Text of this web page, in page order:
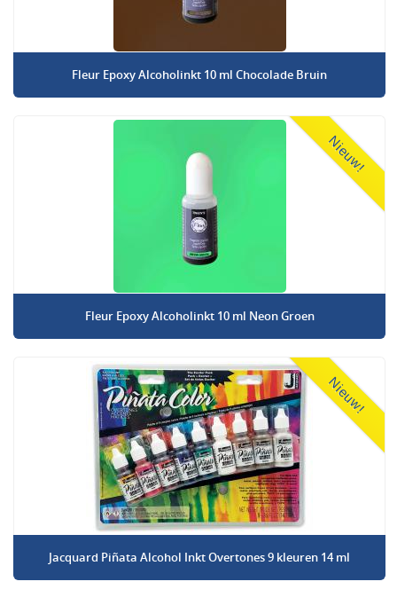
Fleur Epoxy Alcoholinkt 10 ml Chocolade Bruin
Nieuw!
Fleur Epoxy Alcoholinkt 10 ml Neon Groen
Nieuw!
Jacquard Piñata Alcohol Inkt Overtones 9 kleuren 14 ml